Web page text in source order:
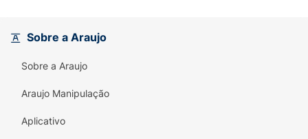
Peito de Peru que eleva o nível do seu
Sobre a Araujo
Sobre a Araujo
Araujo Manipulação
Aplicativo